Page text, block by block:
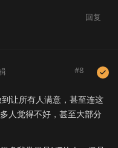
回复
#8
让所有人满意，甚至连这
人觉得不好，甚至大部分